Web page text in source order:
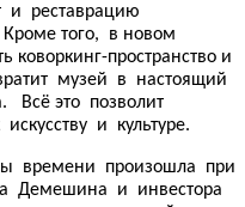
и реставрацию
того, в новом
коворкинг-пространство и
музей в настоящий
Всё это позволит
и культуре.
времени произошла при
Демешина и инвестора